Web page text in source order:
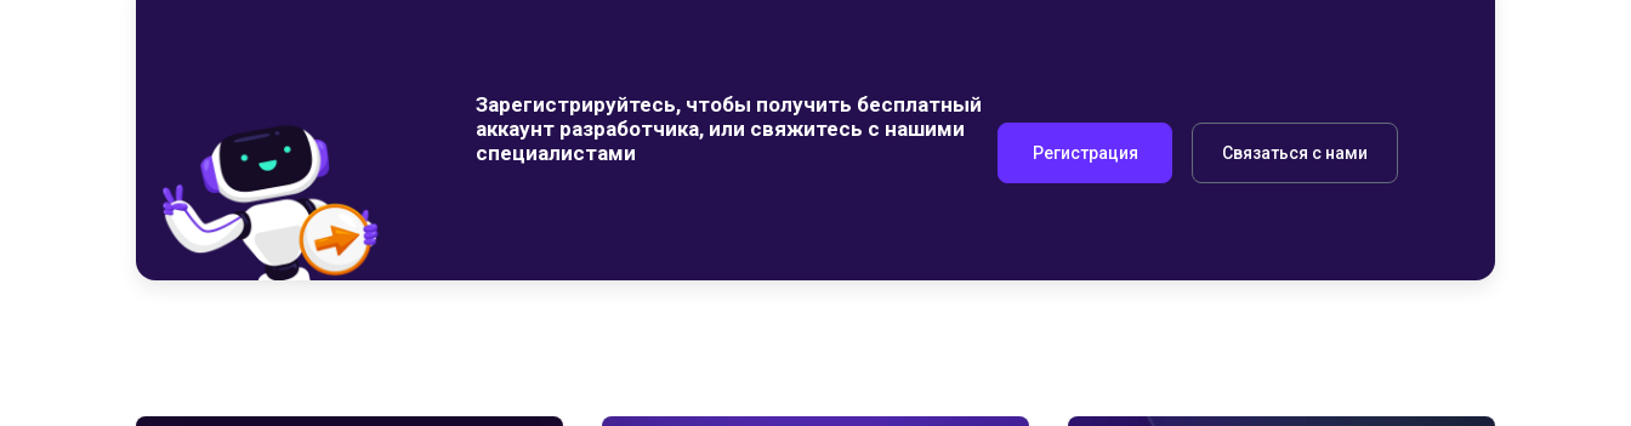
Зарегистрируйтесь, чтобы получить бесплатный
аккаунт разработчика, или свяжитесь с нашими
специалистами
Регистрация Связаться с нами